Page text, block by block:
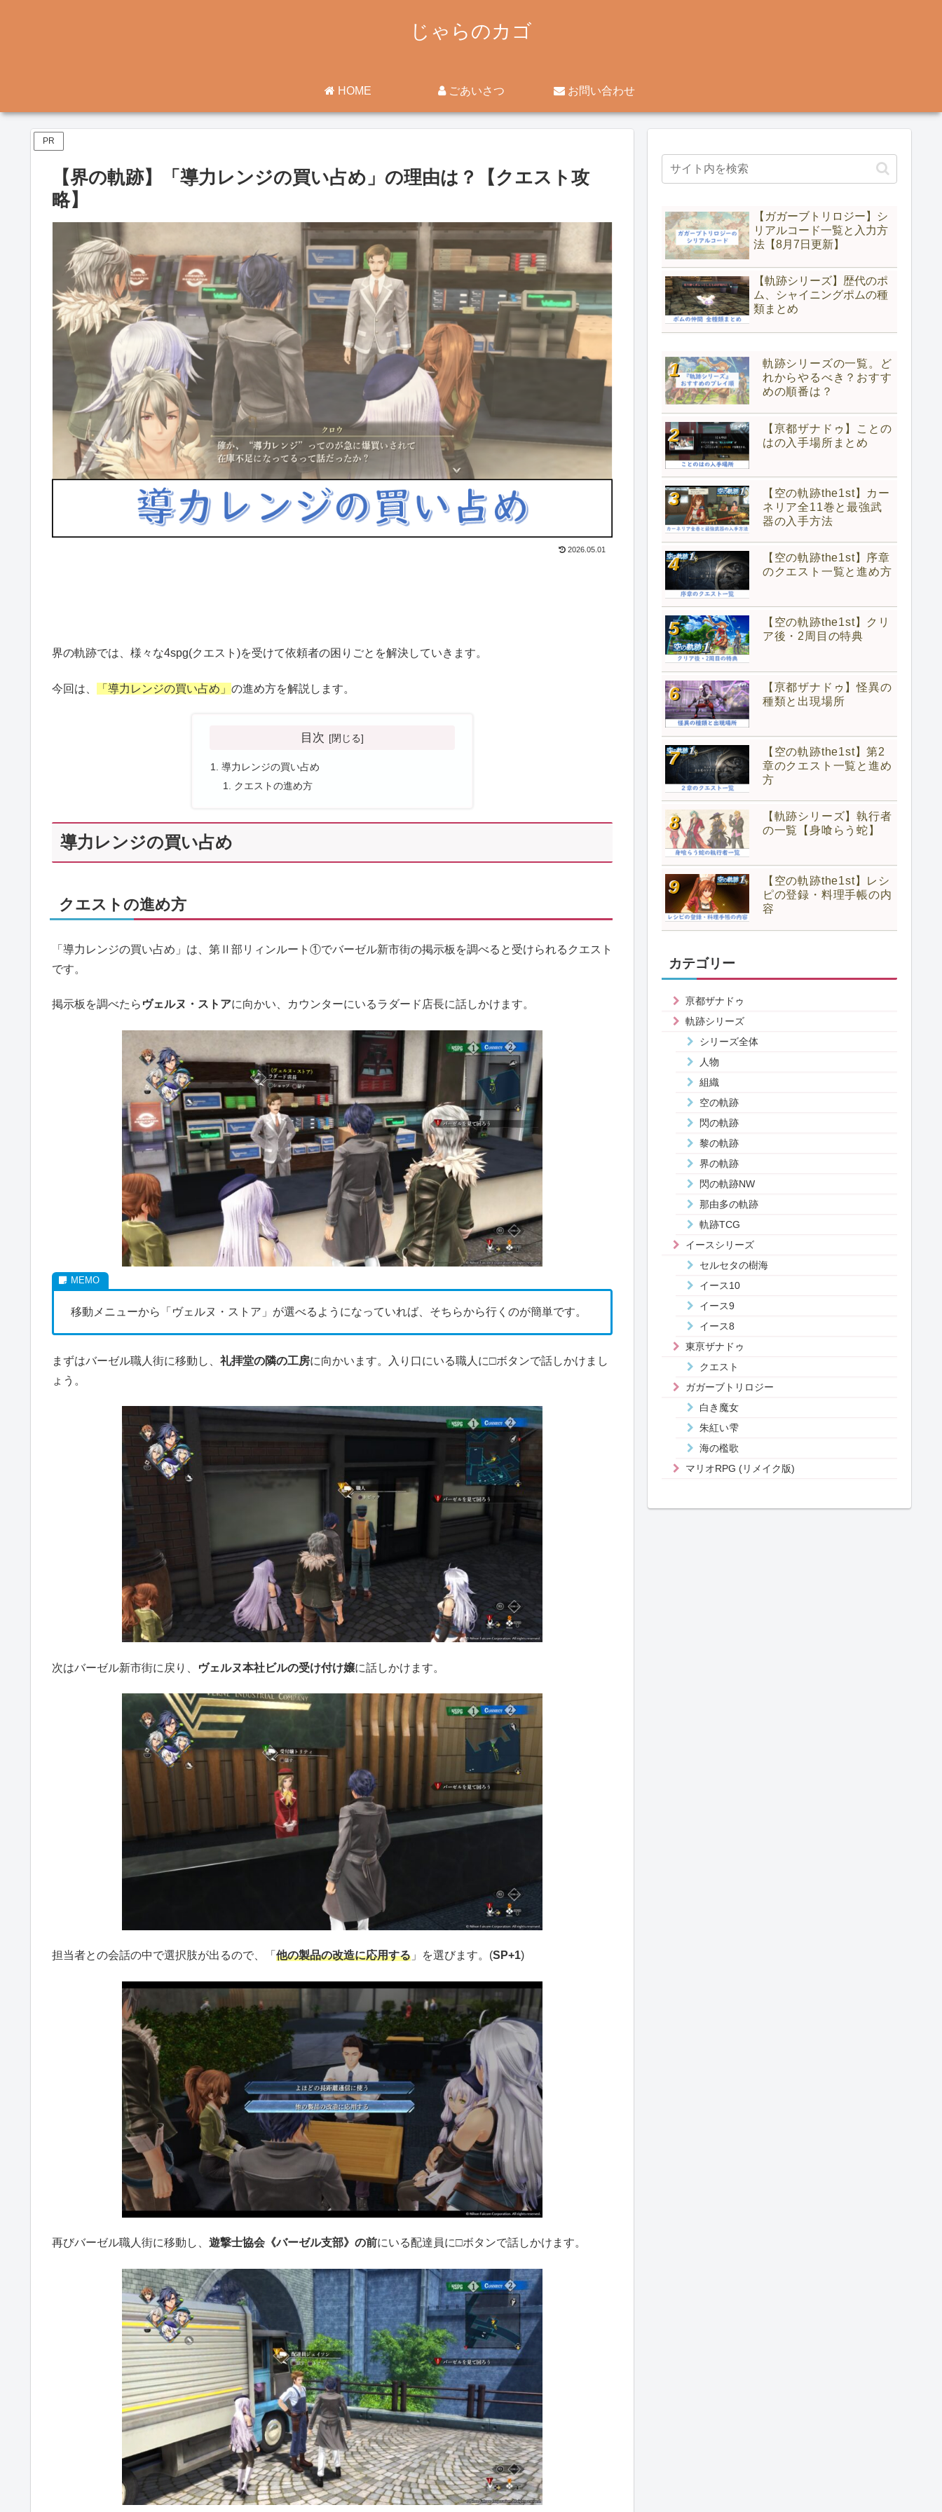
じゃらのカゴ
HOME ごあいさつ お問い合わせ
PR
【界の軌跡】「導力レンジの買い占め」の理由は？【クエスト攻
略】
2026.05.01
界の軌跡では、様々な4spg(クエスト)を受けて依頼者の困りごとを解決していきます。
今回は、 「導力レンジの買い占め」 の進め方を解説します。
目次
導力レンジの買い占め
クエストの進め方
導力レンジの買い占め
クエストの進め方
「導力レンジの買い占め」は、第Ⅱ部リィンルート①でバーゼル新市街の掲示板を調べると受けられるクエスト
です。
掲示板を調べたら ヴェルヌ・ストアに向かい、カウンターにいるラダード店長に話しかけます。
移動メニューから「ヴェルヌ・ストア」が選べるようになっていれば、そちらから行くのが簡単です。
まずはバーゼル職人街に移動し、 礼拝堂の隣の工房に向かいます。入り口にいる職人に□ボタンで話しかけまし
ょう。
次はバーゼル新市街に戻り、 ヴェルヌ本社ビルの受け付け嬢に話しかけます。
担当者との会話の中で選択肢が出るので、「 他の製品の改造に応用する 」を選びます。(SP+1)
再びバーゼル職人街に移動し、 遊撃士協会《バーゼル支部》の前にいる配達員に□ボタンで話しかけます。
【ガガーブトリロジー】シ
リアルコード一覧と入力方
法【8月7日更新】
【軌跡シリーズ】歴代のポ
ム、シャイニングポムの種
類まとめ
軌跡シリーズの一覧。ど
れからやるべき？おすす
めの順番は？
【亰都ザナドゥ】ことの
はの入手場所まとめ
【空の軌跡the1st】カー
ネリア全11巻と最強武
器の入手方法
【空の軌跡the1st】序章
のクエスト一覧と進め方
【空の軌跡the1st】クリ
ア後・2周目の特典
【亰都ザナドゥ】怪異の
種類と出現場所
【空の軌跡the1st】第2
章のクエスト一覧と進め
方
【軌跡シリーズ】執行者
の一覧【身喰らう蛇】
【空の軌跡the1st】レシ
ピの登録・料理手帳の内
容
カテゴリー
亰都ザナドゥ
軌跡シリーズ
シリーズ全体
人物
組織
空の軌跡
閃の軌跡
黎の軌跡
界の軌跡
閃の軌跡NW
那由多の軌跡
軌跡TCG
イースシリーズ
セルセタの樹海
イース10
イース9
イース8
東亰ザナドゥ
クエスト
ガガーブトリロジー
白き魔女
朱紅い雫
海の檻歌
マリオRPG (リメイク版)